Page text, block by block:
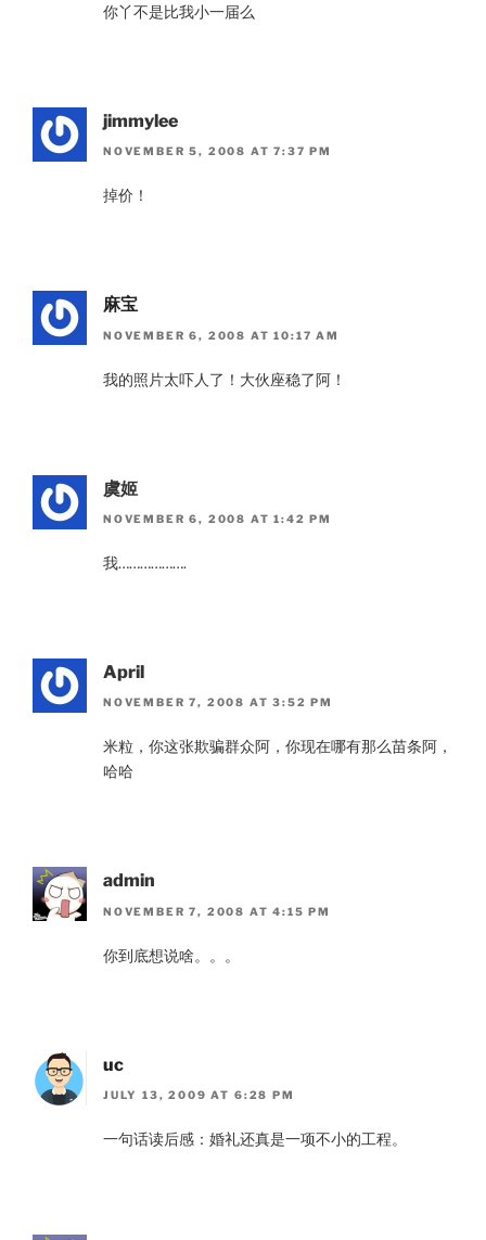
你丫不是比我小一届么
jimmylee
NOVEMBER 5, 2008 AT 7:37 PM
掉价！
麻宝
NOVEMBER 6, 2008 AT 10:17 AM
我的照片太吓人了！大伙座稳了阿！
虞姬
NOVEMBER 6, 2008 AT 1:42 PM
我……………….
April
NOVEMBER 7, 2008 AT 3:52 PM
米粒，你这张欺骗群众阿，你现在哪有那么苗条阿，
哈哈
admin
NOVEMBER 7, 2008 AT 4:15 PM
你到底想说啥。。。
uc
JULY 13, 2009 AT 6:28 PM
一句话读后感：婚礼还真是一项不小的工程。